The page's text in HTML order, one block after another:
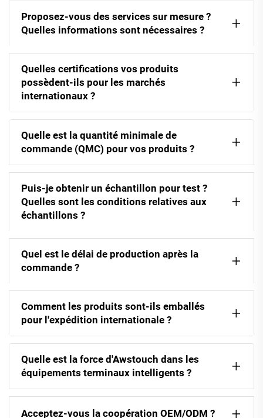
Proposez-vous des services sur mesure ?
Quelles informations sont nécessaires ?
Quelles certifications vos produits
possèdent-ils pour les marchés
internationaux ?
Quelle est la quantité minimale de
commande (QMC) pour vos produits ?
Puis-je obtenir un échantillon pour test ?
Quelles sont les conditions relatives aux
échantillons ?
Quel est le délai de production après la
commande ?
Comment les produits sont-ils emballés
pour l'expédition internationale ?
Quelle est la force d'Awstouch dans les
équipements terminaux intelligents ?
Acceptez-vous la coopération OEM/ODM ?